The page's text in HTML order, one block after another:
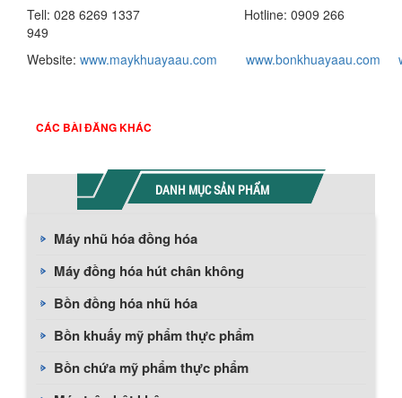
Tell: 028 6269 1337 Hotline: 0909 266
949
Website: www.maykhuayaau.com www.bonkhuayaau.com
CÁC BÀI ĐĂNG KHÁC
DANH MỤC SẢN PHẨM
Máy nhũ hóa đồng hóa
Máy đồng hóa hút chân không
Bồn đồng hóa nhũ hóa
Bồn khuấy mỹ phẩm thực phẩm
Bồn chứa mỹ phẩm thực phẩm